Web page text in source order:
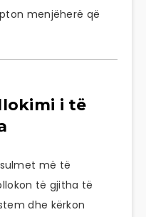
menjëherë që
i të
më të
të gjitha të
dhe kërkon